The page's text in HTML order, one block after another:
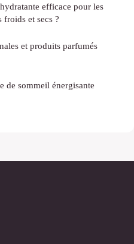
efficace pour les
froids et secs ?
et produits parfumés
de sommeil énergisante